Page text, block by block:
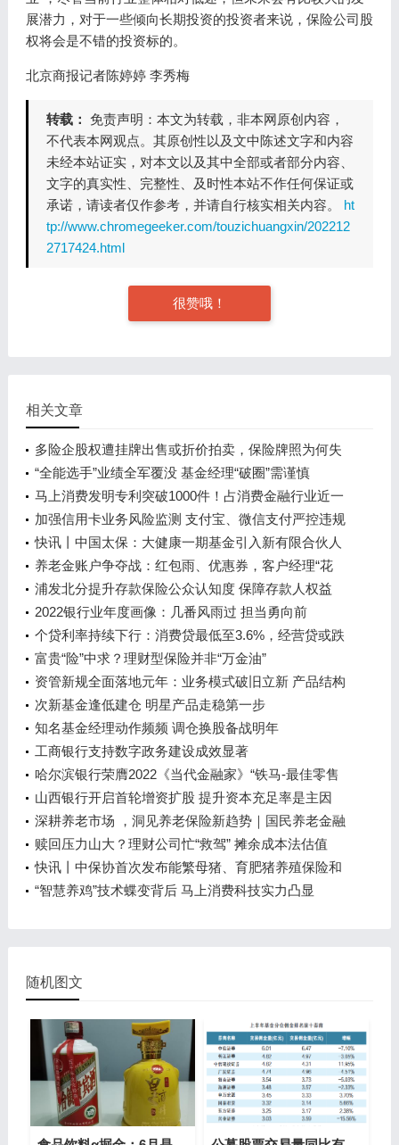
展潜力，对于一些倾向长期投资的投资者来说，保险公司股
权将会是不错的投资标的。
北京商报记者陈婷婷 李秀梅
转载： 免责声明：本文为转载，非本网原创内容，
不代表本网观点。其原创性以及文中陈述文字和内容
未经本站证实，对本文以及其中全部或者部分内容、
文字的真实性、完整性、及时性本站不作任何保证或
承诺，请读者仅作参考，并请自行核实相关内容。 ht
tp://www.chromegeeker.com/touzichuangxin/202212
2717424.html
很赞哦！
相关文章
多险企股权遭挂牌出售或折价拍卖，保险牌照为何失
去资本“宠幸”
“全能选手”业绩全军覆没 基金经理“破圈”需谨慎
马上消费发明专利突破1000件！占消费金融行业近一
半
加强信用卡业务风险监测 支付宝、微信支付严控违规
行为
快讯丨中国太保：大健康一期基金引入新有限合伙人
科创基金将对大健康二期认缴出资3亿元
养老金账户争夺战：红包雨、优惠券，客户经理“花
式”获客
浦发北分提升存款保险公众认知度 保障存款人权益
2022银行业年度画像：几番风雨过 担当勇向前
个贷利率持续下行：消费贷最低至3.6%，经营贷或跌
破3%
富贵“险”中求？理财型保险并非“万金油”
资管新规全面落地元年：业务模式破旧立新 产品结构
持续优化
次新基金逢低建仓 明星产品走稳第一步
知名基金经理动作频频 调仓换股备战明年
工商银行支持数字政务建设成效显著
哈尔滨银行荣膺2022《当代金融家》“铁马-最佳零售
中小银行”奖
山西银行开启首轮增资扩股 提升资本充足率是主因
深耕养老市场 ，洞见养老保险新趋势｜国民养老金融
素养活动周
赎回压力山大？理财公司忙“救驾” 摊余成本法估值
成“叫卖”热点
快讯丨中保协首次发布能繁母猪、育肥猪养殖保险和
森林保险行业示范条款
“智慧养鸡”技术蝶变背后 马上消费科技实力凸显
随机图文